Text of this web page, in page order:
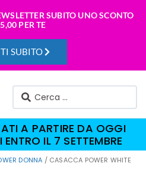
SUBITO UNO SCONTO
PER TE
SUBITO
A PARTIRE DA OGGI
IL 7 SETTEMBRE
DONNA / CASACCA POWER WHITE